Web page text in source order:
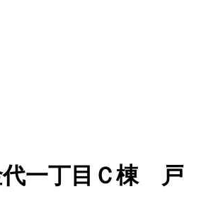
代一丁目Ｃ棟 戸